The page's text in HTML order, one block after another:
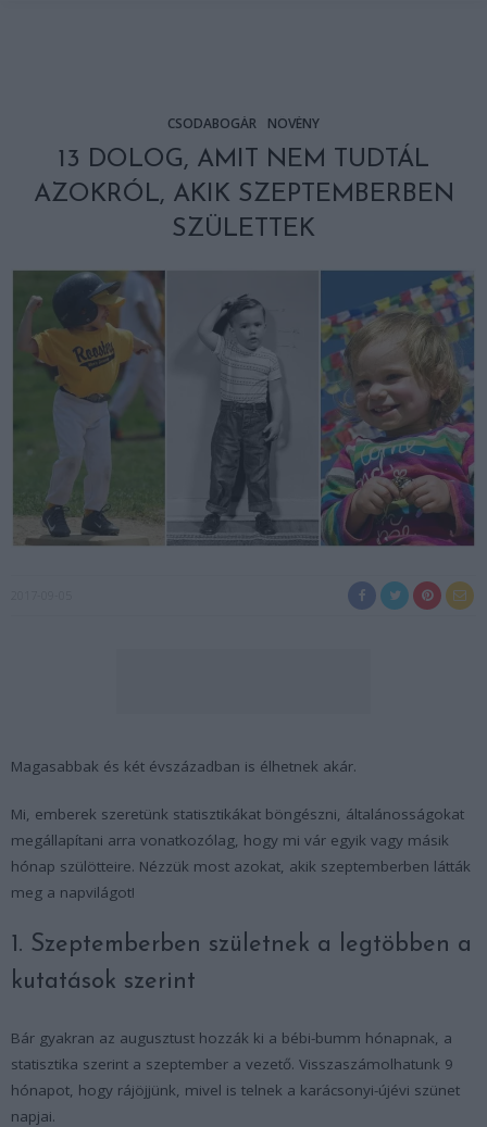
CSODABOGÁR NÖVÉNY
13 DOLOG, AMIT NEM TUDTÁL
AZOKRÓL, AKIK SZEPTEMBERBEN
SZÜLETTEK
Magasabbak és két évszázadban is élhetnek akár.
Mi, emberek szeretünk statisztikákat böngészni, általánosságokat
megállapítani arra vonatkozólag, hogy mi vár egyik vagy másik
hónap szülötteire. Nézzük most azokat, akik szeptemberben látták
meg a napvilágot!
1. Szeptemberben születnek a legtöbben a
kutatások szerint
Bár gyakran az augusztust hozzák ki a bébi-bumm hónapnak, a
statisztika szerint a szeptember a vezető. Visszaszámolhatunk 9
hónapot, hogy rájöjjünk, mivel is telnek a karácsonyi-újévi szünet
napjai.